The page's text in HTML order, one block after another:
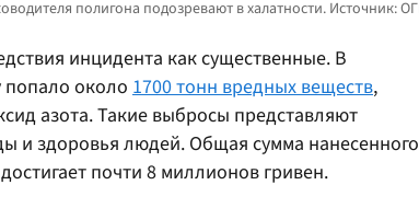
инцидента как существенные. В
попало около 1700 тонн вредных веществ,
азота. Такие выбросы представляют
и здоровья людей. Общая сумма нанесенного
почти 8 миллионов гривен.